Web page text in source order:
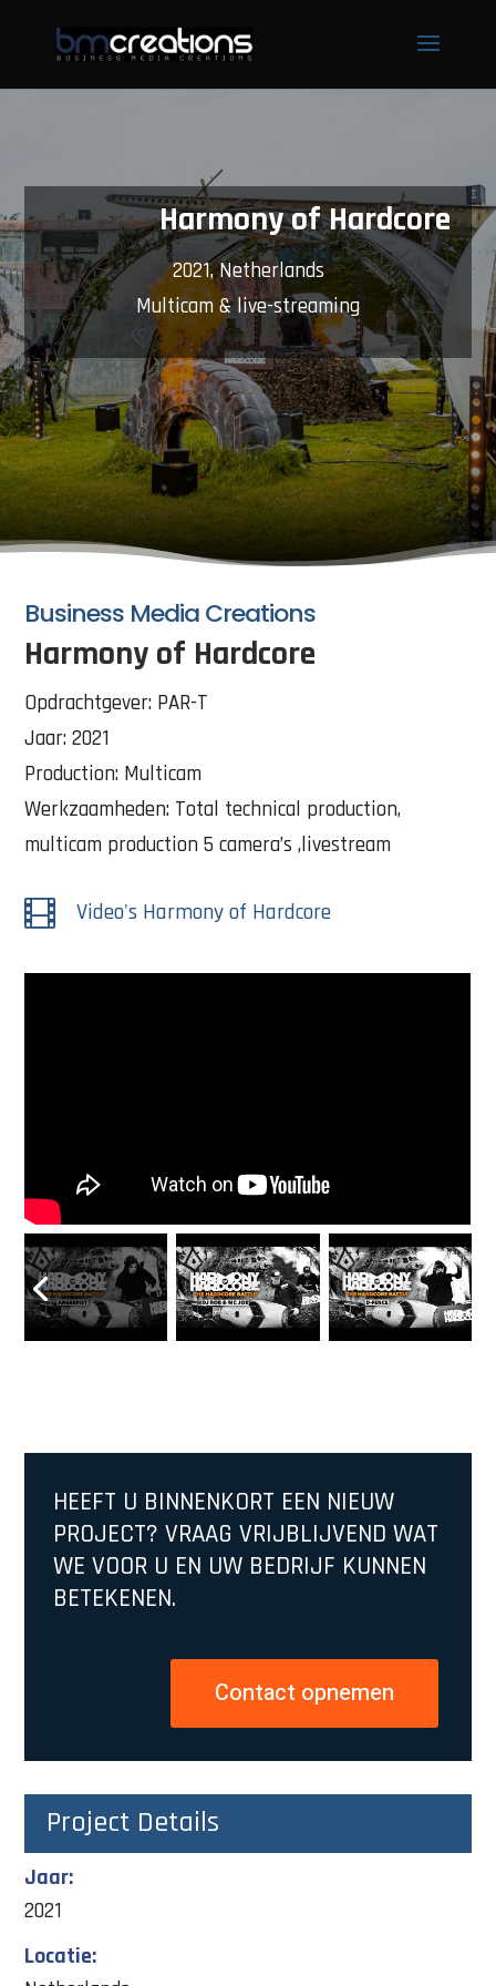
Harmony of Hardcore
2021, Netherlands
Multicam & live-streaming
Business Media Creations
Harmony of Hardcore
Opdrachtgever: PAR-T
Jaar: 2021
Production: Multicam
Werkzaamheden: Total technical production,
multicam production 5 camera’s ,livestream
 Video's Harmony of Hardcore
HEEFT U BINNENKORT EEN NIEUW
PROJECT? VRAAG VRIJBLIJVEND WAT
WE VOOR U EN UW BEDRIJF KUNNEN
BETEKENEN.
Contact opnemen
Project Details
Jaar:
2021
Locatie: